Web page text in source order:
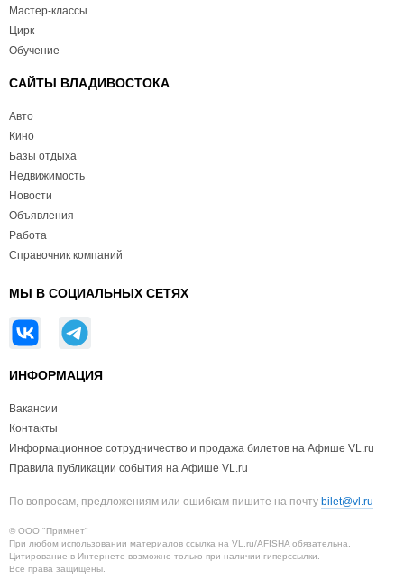
Мастер-классы
Цирк
Обучение
САЙТЫ ВЛАДИВОСТОКА
Авто
Кино
Базы отдыха
Недвижимость
Новости
Объявления
Работа
Справочник компаний
МЫ В СОЦИАЛЬНЫХ СЕТЯХ
ИНФОРМАЦИЯ
Вакансии
Контакты
Информационное сотрудничество и продажа билетов на Афише VL.ru
Правила публикации события на Афише VL.ru
По вопросам, предложениям или ошибкам пишите на почту bilet@vl.ru
© ООО "Примнет"
При любом использовании материалов ссылка на VL.ru/AFISHA обязательна.
Цитирование в Интернете возможно только при наличии гиперссылки.
Все права защищены.